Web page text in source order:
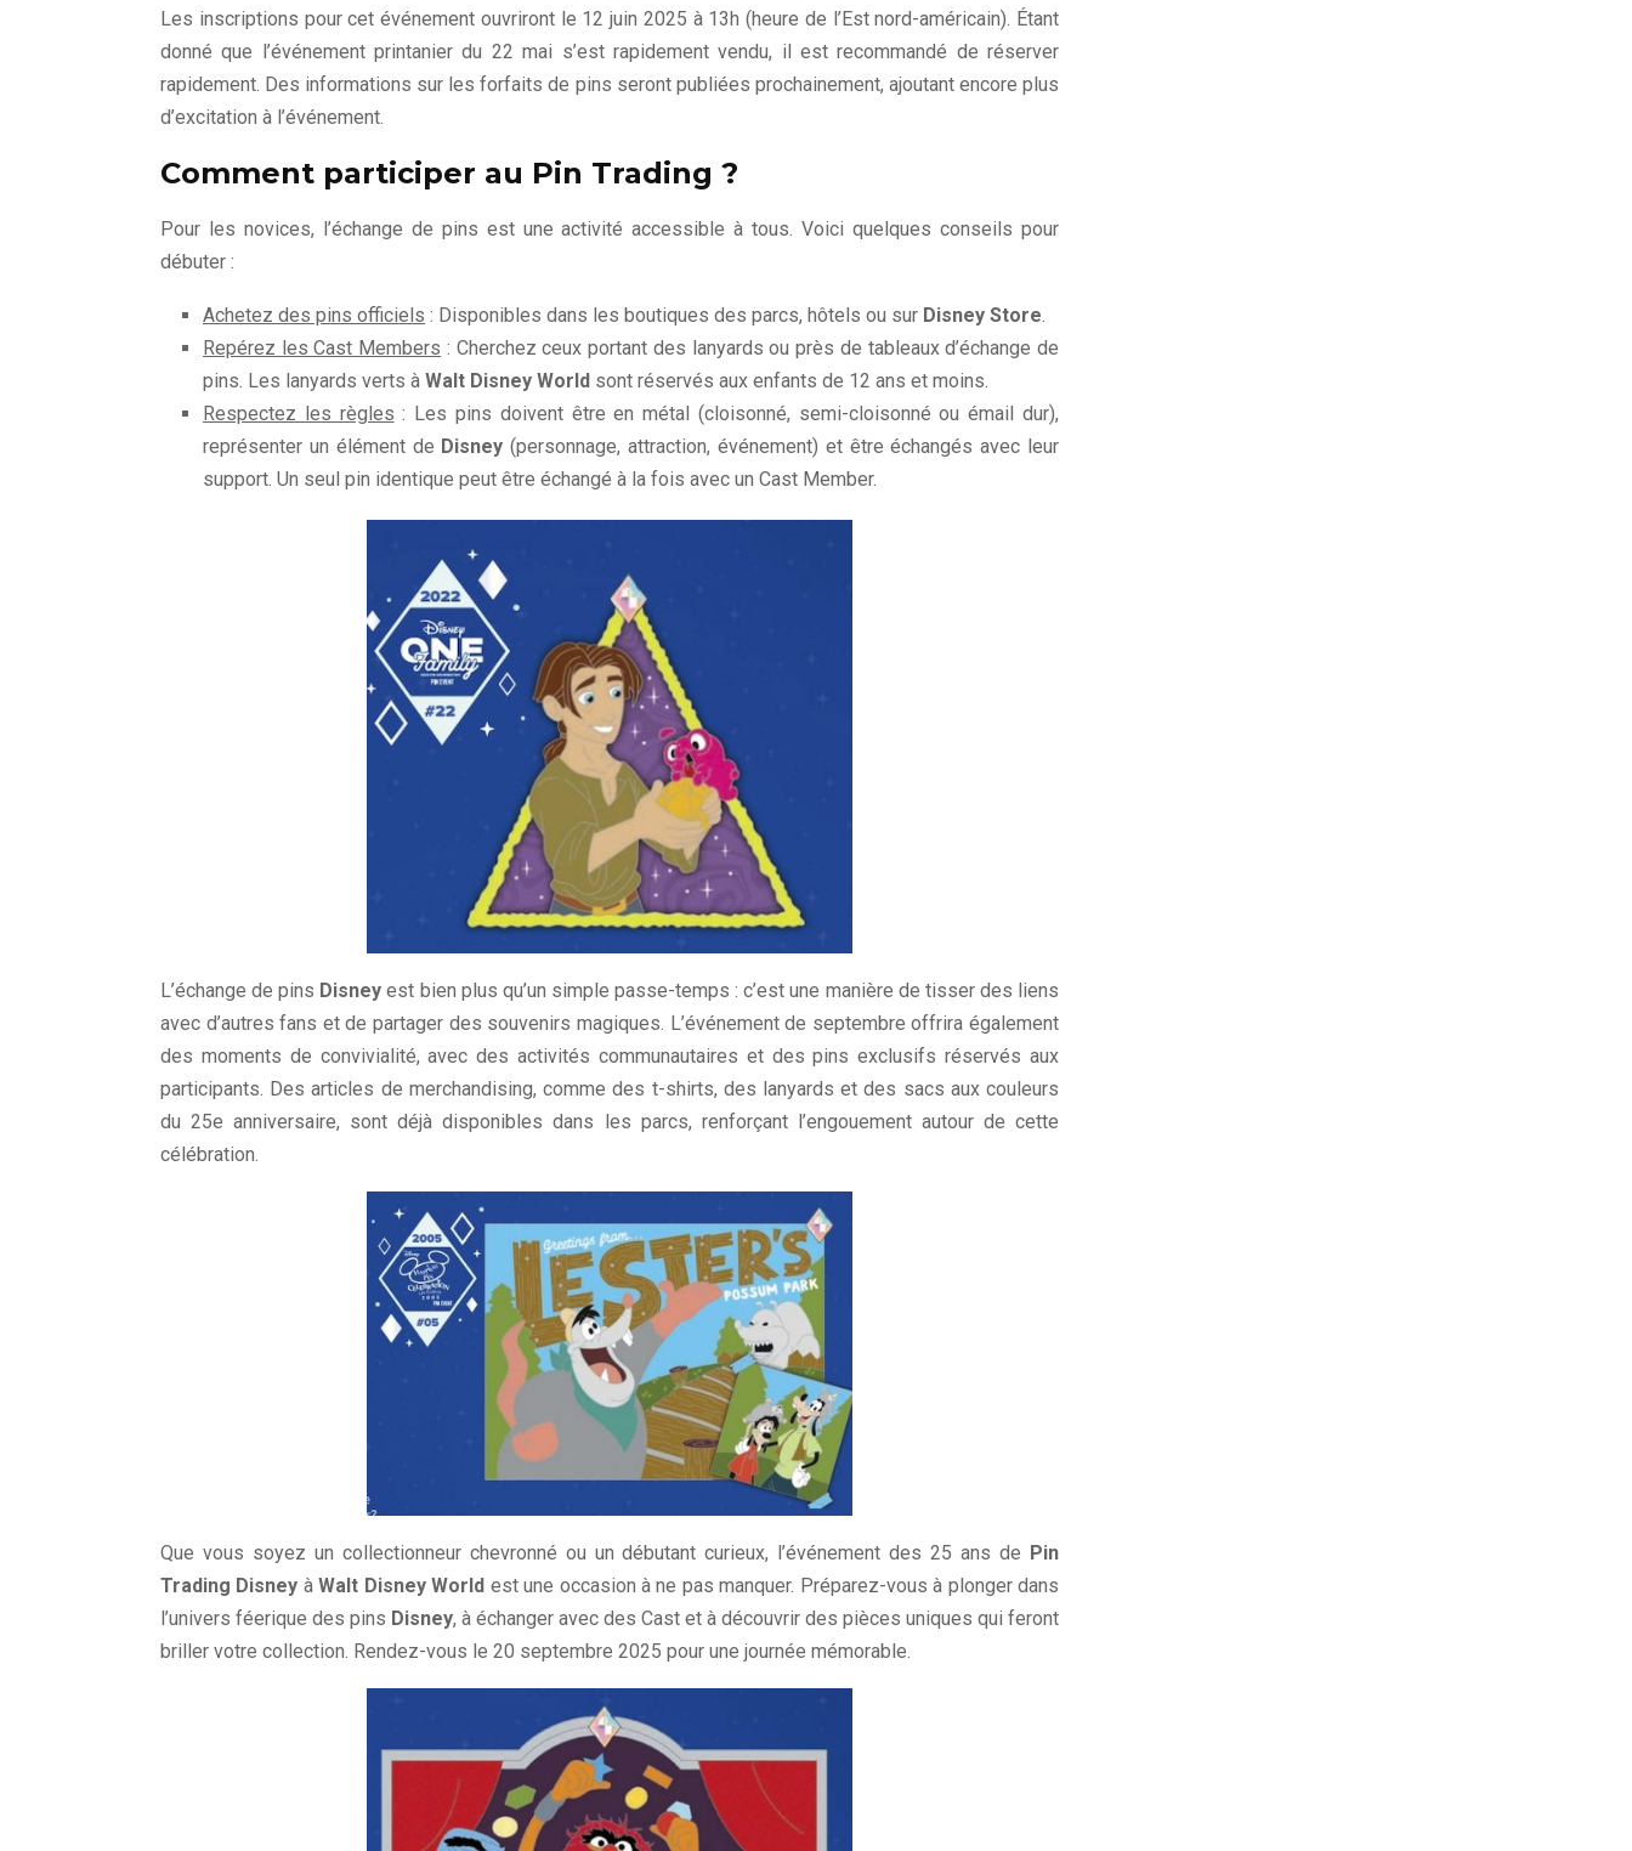
Les inscriptions pour cet événement ouvriront le 12 juin 2025 à 13h (heure de l’Est nord-américain). Étant
donné que l’événement printanier du 22 mai s’est rapidement vendu, il est recommandé de réserver
rapidement. Des informations sur les forfaits de pins seront publiées prochainement, ajoutant encore plus
d’excitation à l’événement.
Comment participer au Pin Trading ?
Pour les novices, l’échange de pins est une activité accessible à tous. Voici quelques conseils pour
débuter :
Achetez des pins officiels : Disponibles dans les boutiques des parcs, hôtels ou sur Disney Store
Repérez les Cast Members : Cherchez ceux portant des lanyards ou près de tableaux d’échange de
pins. Les lanyards verts à Walt Disney World sont réservés aux enfants de 12 ans et moins.
Respectez les règles : Les pins doivent être en métal (cloisonné, semi-cloisonné ou émail dur),
représenter un élément de Disney (personnage, attraction, événement) et être échangés avec leur
support. Un seul pin identique peut être échangé à la fois avec un Cast Member.
L’échange de pins Disney est bien plus qu’un simple passe-temps : c’est une manière de tisser des liens
avec d’autres fans et de partager des souvenirs magiques. L’événement de septembre offrira également
des moments de convivialité, avec des activités communautaires et des pins exclusifs réservés aux
participants. Des articles de merchandising, comme des t-shirts, des lanyards et des sacs aux couleurs
du 25e anniversaire, sont déjà disponibles dans les parcs, renforçant l’engouement autour de cette
célébration.
Que vous soyez un collectionneur chevronné ou un débutant curieux, l’événement des 25 ans de Pin
Trading Disney àWalt Disney World est une occasion à ne pas manquer. Préparez-vous à plonger dans
l’univers féerique des pins Disney, à échanger avec des Cast et à découvrir des pièces uniques qui feront
briller votre collection. Rendez-vous le 20 septembre 2025 pour une journée mémorable.